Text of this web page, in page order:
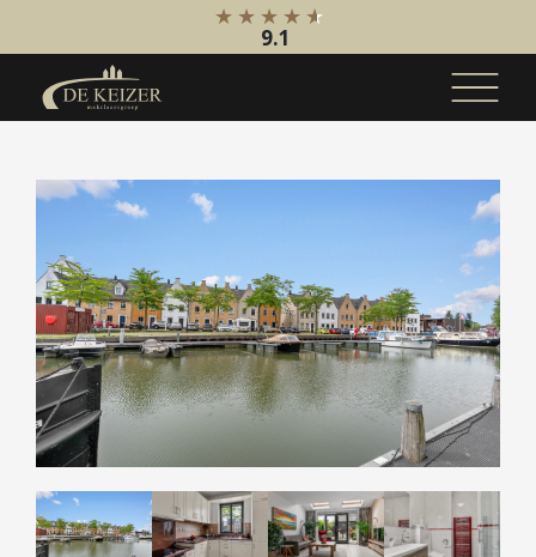
Koopaanbod
Bestaande bouw
Internationaal
Nieuwbouw
Bedrijfsaanbod
Huuraanbod
Bestaande bouw
Internationaal
Nieuwbouw
Bedrijfsaanbod
9.1